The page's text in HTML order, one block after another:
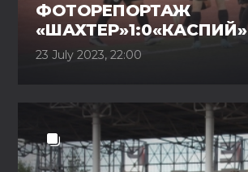
ФОТОРЕПОРТАЖ
«ШАХТЕР»1:0«КАСПИЙ»
23 July 2023, 22:00